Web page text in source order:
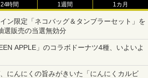
24時間 1週間 1カ月
ン限定「ネコバッグ＆タンブラーセット」を
選販売の当選無効分
APPLE」のコラボドーナツ4種、いよいよ
にんにくの旨みがきいた「にんにくカルビ